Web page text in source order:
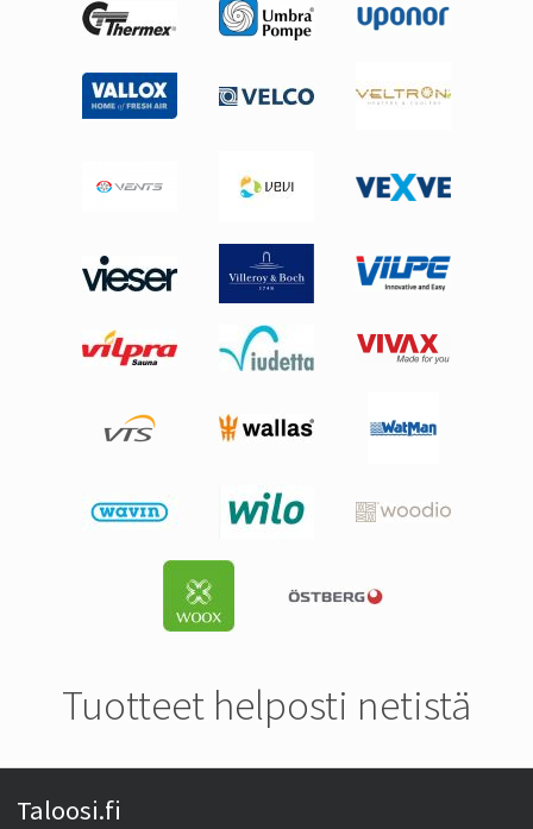
Tuotteet helposti netistä
Taloosi.fi